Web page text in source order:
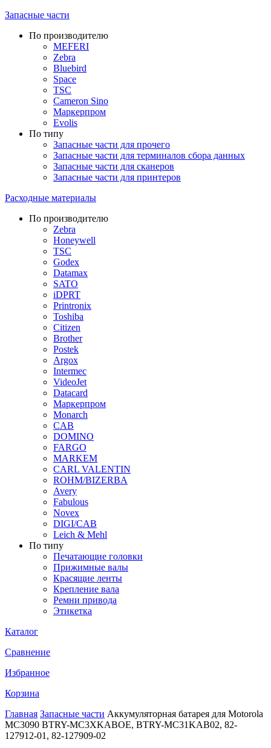
Запасные части
По производителю
MEFERI
Zebra
Bluebird
Space
TSC
Cameron Sino
Маркерпром
Evolis
По типу
Запасные части для прочего
Запасные части для терминалов сбора данных
Запасные части для сканеров
Запасные части для принтеров
Расходные материалы
По производителю
Zebra
Honeywell
TSC
Godex
Datamax
SATO
iDPRT
Printronix
Toshiba
Citizen
Brother
Postek
Argox
Intermec
VideoJet
Datacard
Маркерпром
Monarch
CAB
DOMINO
FARGO
MARKEM
CARL VALENTIN
ROHM/BIZERBA
Avery
Fabulous
Novex
DIGI/CAB
Leich & Mehl
По типу
Печатающие головки
Прижимные валы
Красящие ленты
Крепление вала
Ремни привода
Этикетка
Каталог
Сравнение
Избранное
Корзина
Главная Запасные части Аккумуляторная батарея для Motorola
MC3090 BTRY-MC3XKABOE, BTRY-MC31KAB02, 82-
127912-01, 82-127909-02